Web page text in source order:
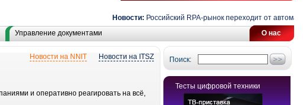
Новости: Российский RPA-рынок переходит от
О нас
Управление документами
Поиск:
Тесты цифровой техники
Новости на ITSZ
Новости на NNIT
и оперативно реагировать на всё,